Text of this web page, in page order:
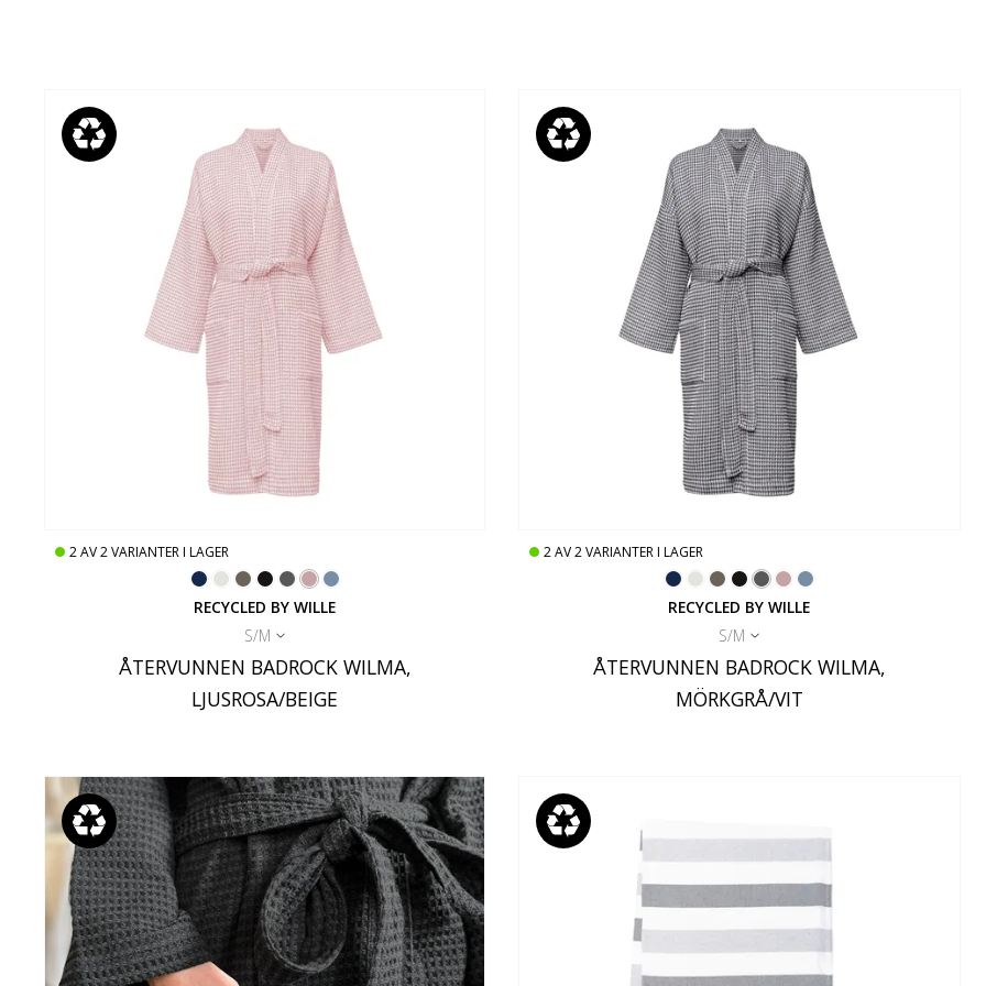
2AV2VARIANTER I LAGER
RECYCLED BY WILLE
S/M
ÅTERVUNNEN BADROCK WILMA,
LJUSROSA/BEIGE
2AV2VARIANTER I LAGER
RECYCLED BY WILLE
S/M
ÅTERVUNNEN BADROCK WILMA,
MÖRKGRÅ/VIT